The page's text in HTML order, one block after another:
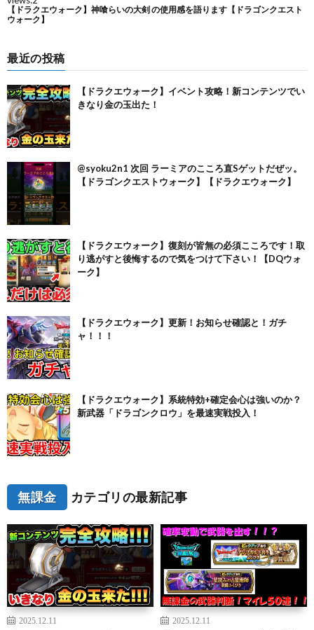
最近の投稿
【ドラクエウォーク】イベント攻略！新コンテンツでい
きなり金の玉出た！
@syoku2n1 次回 ラーミアのこころ直Sゲットだぜッ。
【ドラゴンクエストウォーク】【ドラクエウォーク】
【ドラクエウォーク】復刻が皆無の必須こころです！取
り逃がすと後悔するので気をつけて下さい！【DQウォ
ーク】
【ドラクエウォーク】更新！お知らせ確認と！ガチ
ャ！！！
【ドラクエウォーク】系統特効+確定会心は強いのか？
新武器「ドラゴンクロウ」を最速実戦投入！
無課金 カテゴリの最新記事
2025.12.11 2025.12.11